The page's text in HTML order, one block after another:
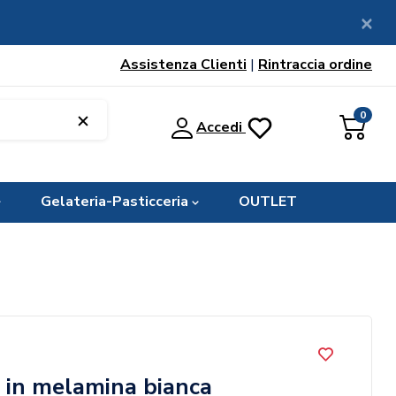
Assistenza Clienti | Rintraccia ordine
0
Accedi
Gelateria-Pasticceria OUTLET
melamina bianca